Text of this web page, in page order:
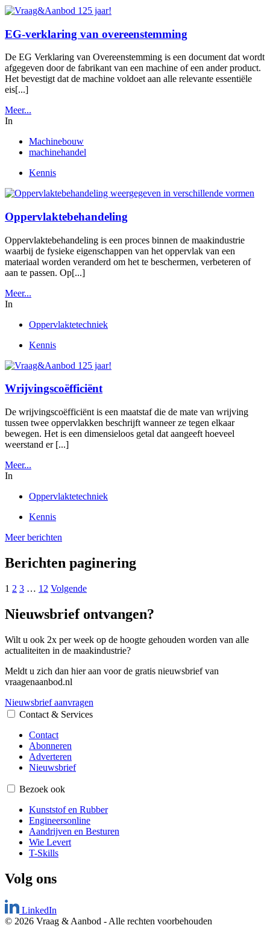
EG-verklaring van overeenstemming
De EG Verklaring van Overeenstemming is een document dat wordt
afgegeven door de fabrikant van een machine of een ander product.
Het bevestigt dat de machine voldoet aan alle relevante essentiële
eis[...]
Meer...
In
Machinebouw
machinehandel
Kennis
Oppervlaktebehandeling
Oppervlaktebehandeling is een proces binnen de maakindustrie
waarbij de fysieke eigenschappen van het oppervlak van een
materiaal worden veranderd om het te beschermen, verbeteren of
aan te passen. Op[...]
Meer...
In
Oppervlaktetechniek
Kennis
Wrijvingscoëfficiënt
De wrijvingscoëfficiënt is een maatstaf die de mate van wrijving
tussen twee oppervlakken beschrijft wanneer ze tegen elkaar
bewegen. Het is een dimensieloos getal dat aangeeft hoeveel
weerstand er [...]
Meer...
In
Oppervlaktetechniek
Kennis
Meer berichten
Berichten paginering
1 2 3 … 12 Volgende
Nieuwsbrief ontvangen?
Wilt u ook 2x per week op de hoogte gehouden worden van alle
actualiteiten in de maakindustrie?
Meldt u zich dan hier aan voor de gratis nieuwsbrief van
vraagenaanbod.nl
Nieuwsbrief aanvragen
Contact & Services
Contact
Abonneren
Adverteren
Nieuwsbrief
Bezoek ook
Kunststof en Rubber
Engineersonline
Aandrijven en Besturen
Wie Levert
T-Skills
Volg ons
LinkedIn
© 2026 Vraag & Aanbod - Alle rechten voorbehouden